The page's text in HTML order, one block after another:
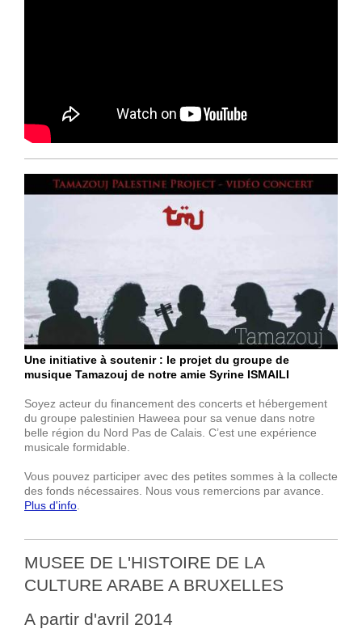
Une initiative à soutenir : le projet du groupe de
musique Tamazouj de notre amie Syrine ISMAILI
Soyez acteur du financement des concerts et hébergement
du groupe palestinien Haweea pour sa venue dans notre
belle région du Nord Pas de Calais. C’est une expérience
musicale formidable.
Vous pouvez participer avec des petites sommes à la collecte
des fonds nécessaires. Nous vous remercions par avance.
Plus d'info
MUSEE DE L'HISTOIRE DE LA
CULTURE ARABE A BRUXELLES
A partir d'avril 2014